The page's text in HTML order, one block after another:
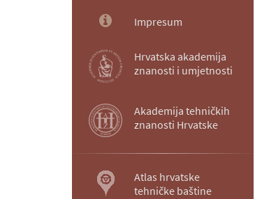
Impresum
Hrvatska akademija
znanosti i umjetnosti
Akademija tehničkih
znanosti Hrvatske
Atlas hrvatske
tehničke baštine